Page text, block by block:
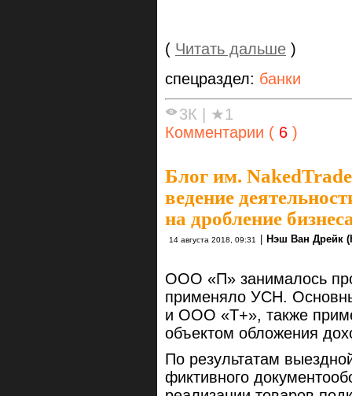
( Читать дальше )
спецраздел: банки
3К
★1
Комментарии ( 6 )
Блог им.
ведение
на дробление
14 августа 2018, 09:31 Нэш Ван Дрейк
ООО «П» занималось
применяло УСН.
и ООО «Т+», также
объектом обложения
По результатам
фиктивного